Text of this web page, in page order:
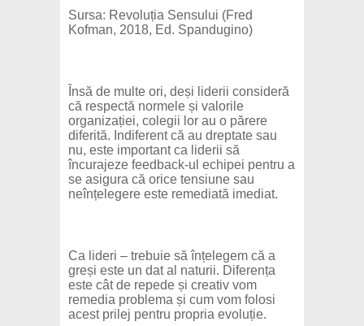
Sursa: Revoluția Sensului (Fred
Kofman, 2018, Ed. Spandugino)
Însă de multe ori, deși liderii consideră
că respectă normele și valorile
organizației, colegii lor au o părere
diferită. Indiferent că au dreptate sau
nu, este important ca liderii să
încurajeze feedback-ul echipei pentru a
se asigura că orice tensiune sau
neînțelegere este remediată imediat.
Ca lideri – trebuie să înțelegem că a
greși este un dat al naturii. Diferența
este cât de repede și creativ vom
remedia problema și cum vom folosi
acest prilej pentru propria evoluție.